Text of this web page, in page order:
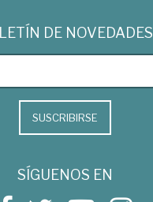
DE NOVEDADES
SUSCRIBIRSE
SÍGUENOS EN